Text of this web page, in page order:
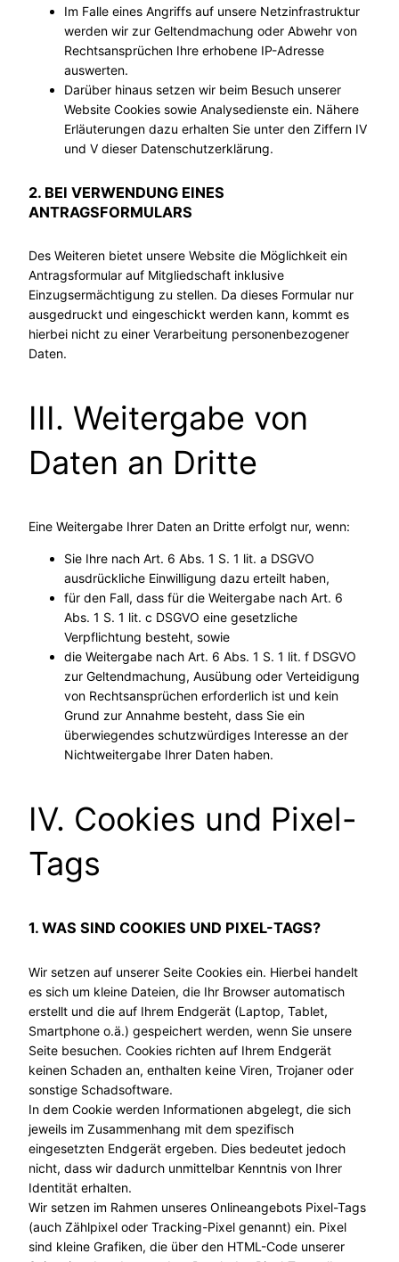
Im Falle eines Angriffs auf unsere Netzinfrastruktur
werden wir zur Geltendmachung oder Abwehr von
Rechtsansprüchen Ihre erhobene IP-Adresse
auswerten.
Darüber hinaus setzen wir beim Besuch unserer
Website Cookies sowie Analysedienste ein. Nähere
Erläuterungen dazu erhalten Sie unter den Ziffern IV
und V dieser Datenschutzerklärung.
2. BEI VERWENDUNG EINES
ANTRAGSFORMULARS
Des Weiteren bietet unsere Website die Möglichkeit ein
Antragsformular auf Mitgliedschaft inklusive
Einzugsermächtigung zu stellen. Da dieses Formular nur
ausgedruckt und eingeschickt werden kann, kommt es
hierbei nicht zu einer Verarbeitung personenbezogener
Daten.
III. Weitergabe von
Daten an Dritte
Eine Weitergabe Ihrer Daten an Dritte erfolgt nur, wenn:
Sie Ihre nach Art. 6 Abs. 1 S. 1 lit. a DSGVO
ausdrückliche Einwilligung dazu erteilt haben,
für den Fall, dass für die Weitergabe nach Art. 6
Abs. 1 S. 1 lit. c DSGVO eine gesetzliche
Verpflichtung besteht, sowie
die Weitergabe nach Art. 6 Abs. 1 S. 1 lit. f DSGVO
zur Geltendmachung, Ausübung oder Verteidigung
von Rechtsansprüchen erforderlich ist und kein
Grund zur Annahme besteht, dass Sie ein
überwiegendes schutzwürdiges Interesse an der
Nichtweitergabe Ihrer Daten haben.
IV. Cookies und Pixel-
Tags
1. WAS SIND COOKIES UND PIXEL-TAGS?
Wir setzen auf unserer Seite Cookies ein. Hierbei handelt
es sich um kleine Dateien, die Ihr Browser automatisch
erstellt und die auf Ihrem Endgerät (Laptop, Tablet,
Smartphone o.ä.) gespeichert werden, wenn Sie unsere
Seite besuchen. Cookies richten auf Ihrem Endgerät
keinen Schaden an, enthalten keine Viren, Trojaner oder
sonstige Schadsoftware.
In dem Cookie werden Informationen abgelegt, die sich
jeweils im Zusammenhang mit dem spezifisch
eingesetzten Endgerät ergeben. Dies bedeutet jedoch
nicht, dass wir dadurch unmittelbar Kenntnis von Ihrer
Identität erhalten.
Wir setzen im Rahmen unseres Onlineangebots Pixel-Tags
(auch Zählpixel oder Tracking-Pixel genannt) ein. Pixel
sind kleine Grafiken, die über den HTML-Code unserer